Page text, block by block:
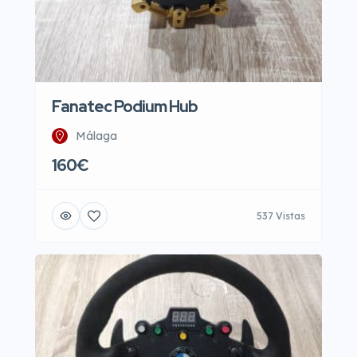
Fanatec Podium Hub
Málaga
160€
537 Vistas